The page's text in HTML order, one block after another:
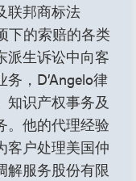
联邦商标法
下的索赔的各类
派生诉讼中向客
，D’Angelo律
知识产权事务及
。他的代理经验
客户处理美国仲
解服务股份有限